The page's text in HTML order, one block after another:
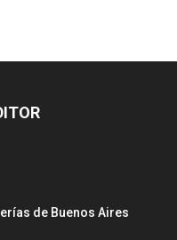
de Buenos Aires